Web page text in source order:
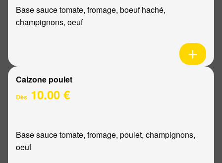
Base sauce tomate, fromage, boeuf haché,
champignons, oeuf
Calzone poulet
Dès 10.00 €
Base sauce tomate, fromage, poulet, champignons,
oeuf